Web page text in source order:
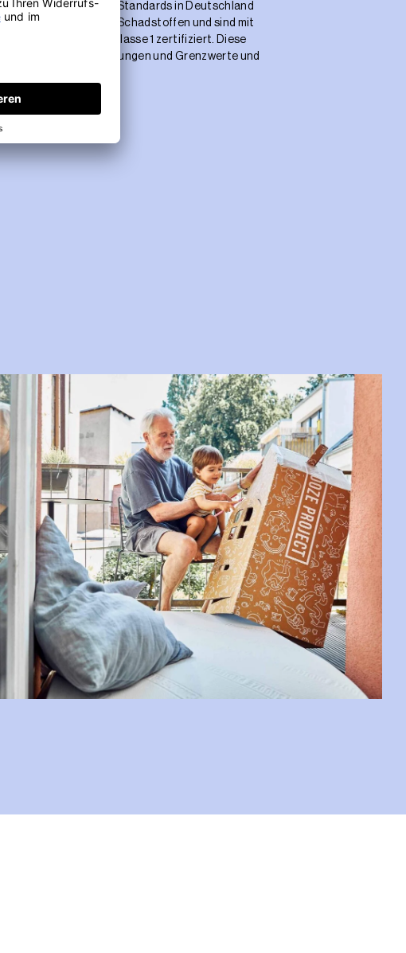
unter höchsten Standards in Deutschland
Bezug sind frei von Schadstoffen und sind mit
TEX® Standard 100 Klasse 1 zertifiziert. Diese
strengsten Anforderungen und Grenzwerte und